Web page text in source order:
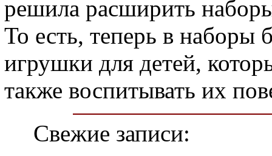
решила расширить
То есть, теперь в наборы
игрушки для детей,
также воспитывать их
Свежие записи: